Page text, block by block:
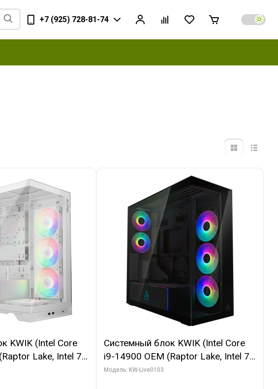
+7 (925) 728-81-74
KWIK (Intel Core
Lake, Intel 7,
64 ГБ ОЗУ (2
Системный блок KWIK (Intel Core
i9-14900 OEM (Raptor Lake, Intel 7,
C24 16EC/8PC// 64 ГБ ОЗУ (2
Модель: KW-Live0103